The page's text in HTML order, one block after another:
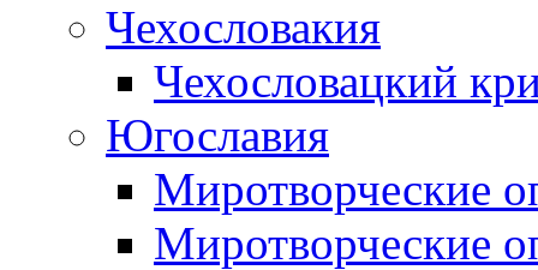
Чехословакия
Чехословацкий
Югославия
Миротворческие
Миротворческие